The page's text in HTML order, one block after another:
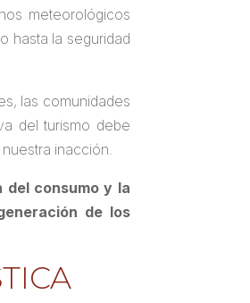
meteorológicos
hasta la seguridad
las comunidades
del turismo debe
inacción.
del consumo y la
de los